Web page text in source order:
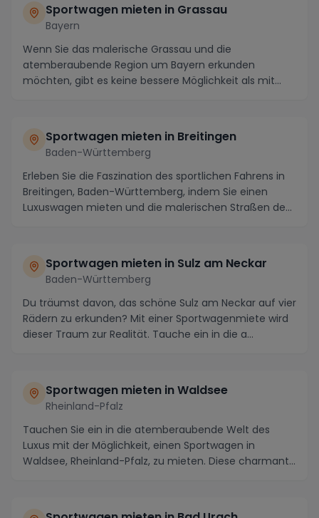
Sportwagen mieten in Grassau
Bayern
Wenn Sie das malerische Grassau und die
atemberaubende Region um Bayern erkunden
möchten, gibt es keine bessere Möglichkeit als mit
Sportwagen mieten in Breitingen
Baden-Württemberg
Erleben Sie die Faszination des sportlichen Fahrens in
Breitingen, Baden-Württemberg, indem Sie einen
Luxuswagen mieten und die malerischen Straßen de...
Sportwagen mieten in Sulz am Neckar
Baden-Württemberg
Du träumst davon, das schöne Sulz am Neckar auf vier
Rädern zu erkunden? Mit einer Sportwagenmiete wird
dieser Traum zur Realität. Tauche ein in die a...
Sportwagen mieten in Waldsee
Rheinland-Pfalz
Tauchen Sie ein in die atemberaubende Welt des
Luxus mit der Möglichkeit, einen Sportwagen in
Waldsee, Rheinland-Pfalz, zu mieten. Diese charmante